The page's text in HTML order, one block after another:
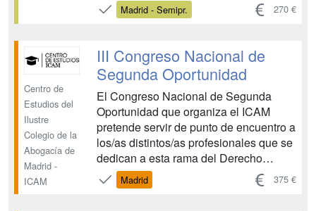
vamos a contar con ponentes que,
desde su experiencia práctica como
resuelven estos asuntos, nos den
diferentes puntos de vista sob...
Madrid - Semipr. 270 €
Centro de
Estudios del
Ilustre
Colegio de la
Abogacía de
Madrid -
ICAM
III Congreso Nacional de
Segunda Oportunidad
El Congreso Nacional de Segunda
Oportunidad que organiza el ICAM
pretende servir de punto de encuentro a
los/as distintos/as profesionales que se
dedican a esta rama del Derecho
Concursal. Cuando proliferan por todos
lados los congresos concursales,
Madrid 375 €